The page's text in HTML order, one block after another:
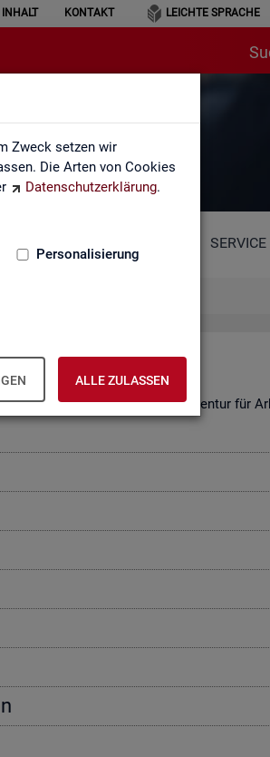
Zweck setzen wir
Die Arten von Cookies
Datenschutzerklärung.
Personalisierung
ALLE ZULASSEN
INHALT KONTAKT LEICHTE SPRACHE
SERVICE
die in der Sta­tis­tik der Bun­des­agen­tur für